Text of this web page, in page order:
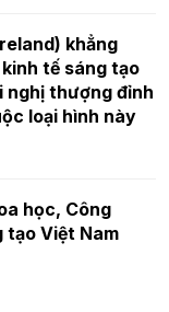
khẳng
tế sáng tạo
nghị thượng đỉnh
loại hình này
học, Công
tạo Việt Nam